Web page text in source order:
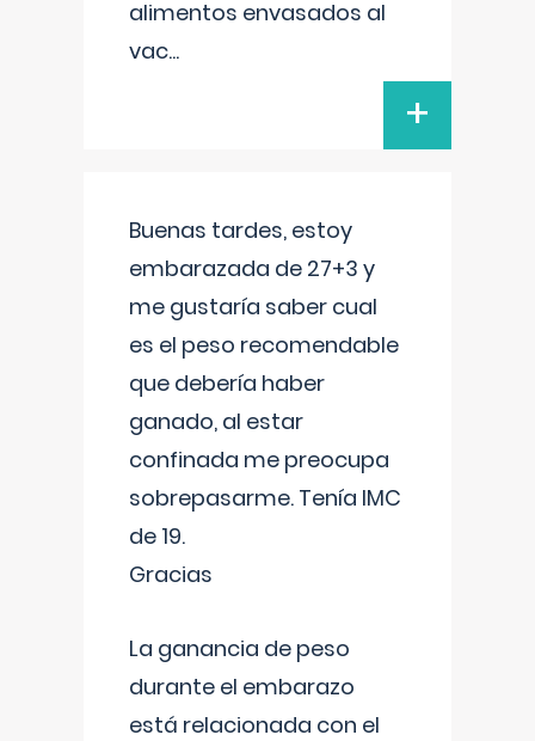
alimentos envasados al
vac...
+
Buenas tardes, estoy
embarazada de 27+3 y
me gustaría saber cual
es el peso recomendable
que debería haber
ganado, al estar
confinada me preocupa
sobrepasarme. Tenía IMC
de 19.
Gracias
La ganancia de peso
durante el embarazo
está relacionada con el